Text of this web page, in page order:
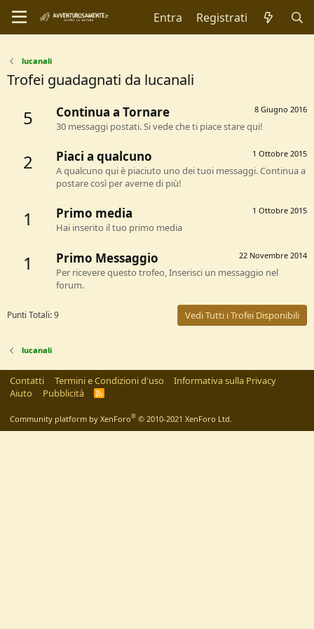
Entra Registrati
lucanali
Trofei guadagnati da lucanali
5 8 Giugno 2016
Continua a Tornare
30 messaggi postati. Si vede che ti piace stare qui!
2 1 Ottobre 2015
Piaci a qualcuno
A qualcuno qui è piaciuto uno dei tuoi messaggi. Continua a
postare così per averne di più!
1 1 Ottobre 2015
Primo media
Hai inserito il tuo primo media
1 22 Novembre 2014
Primo Messaggio
Per ricevere questo trofeo, Inserisci un messaggio nel
forum.
Punti Totali: 9 Vedi Tutti i Trofei Disponibili
lucanali
Contatti Termini e Condizioni d'uso
Informativa sulla Privacy
Aiuto
Pubblicità
R
Community platform by XenForo® © 2010-2021 XenForo Ltd.